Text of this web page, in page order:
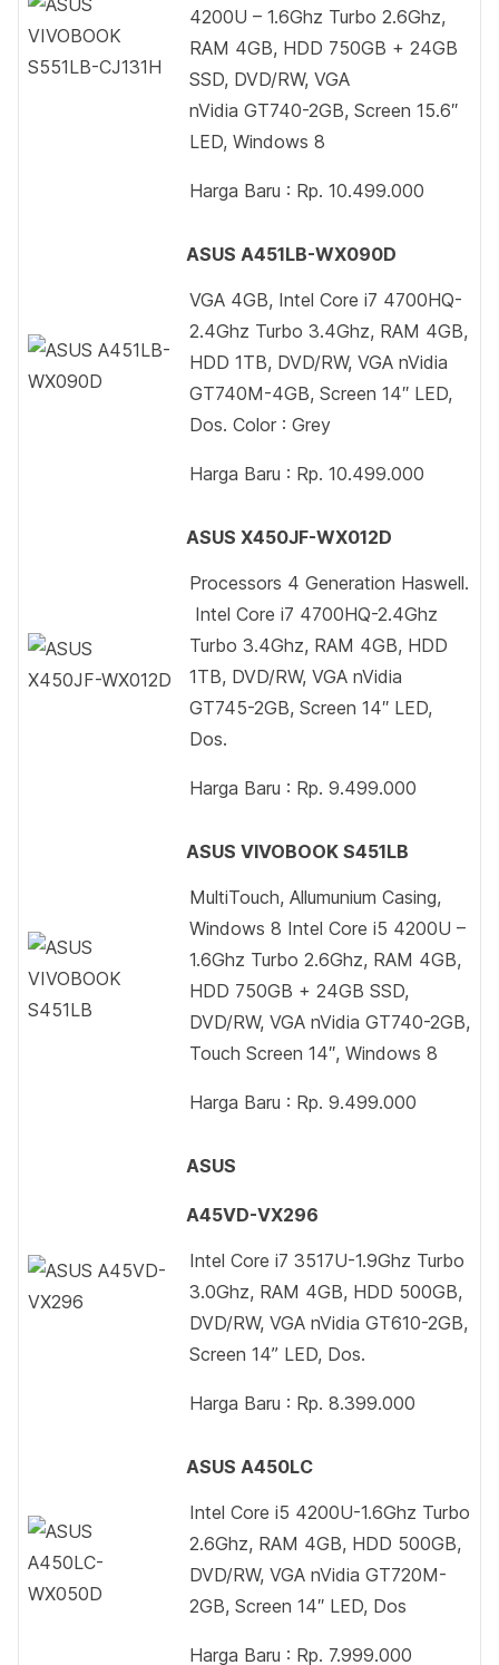
4200U – 1.6Ghz Turbo 2.6Ghz,
RAM 4GB, HDD 750GB + 24GB
SSD, DVD/RW, VGA
nVidia GT740-2GB, Screen 15.6″
LED, Windows 8
Harga Baru : Rp. 10.499.000
ASUS A451LB-WX090D
VGA 4GB, Intel Core i7 4700HQ-
2.4Ghz Turbo 3.4Ghz, RAM 4GB,
HDD 1TB, DVD/RW, VGA nVidia
GT740M-4GB, Screen 14″ LED,
Dos. Color : Grey
Harga Baru : Rp. 10.499.000
ASUS X450JF-WX012D
Processors 4 Generation Haswell.
Intel Core i7 4700HQ-2.4Ghz
Turbo 3.4Ghz, RAM 4GB, HDD
1TB, DVD/RW, VGA nVidia
GT745-2GB, Screen 14″ LED,
Dos.
Harga Baru : Rp. 9.499.000
ASUS VIVOBOOK S451LB
MultiTouch, Allumunium Casing,
Windows 8 Intel Core i5 4200U –
1.6Ghz Turbo 2.6Ghz, RAM 4GB,
HDD 750GB + 24GB SSD,
DVD/RW, VGA nVidia GT740-2GB,
Touch Screen 14″, Windows 8
Harga Baru : Rp. 9.499.000
ASUS
A45VD-VX296
Intel Core i7 3517U-1.9Ghz Turbo
3.0Ghz, RAM 4GB, HDD 500GB,
DVD/RW, VGA nVidia GT610-2GB,
Screen 14” LED, Dos.
Harga Baru : Rp. 8.399.000
ASUS A450LC
Intel Core i5 4200U-1.6Ghz Turbo
2.6Ghz, RAM 4GB, HDD 500GB,
DVD/RW, VGA nVidia GT720M-
2GB, Screen 14″ LED, Dos
Harga Baru : Rp. 7.999.000